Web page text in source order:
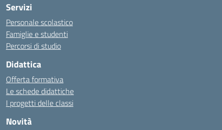
Servizi
Personale scolastico
Famiglie e studenti
Percorsi di studio
Didattica
Offerta formativa
Le schede didattiche
I progetti delle classi
Novità